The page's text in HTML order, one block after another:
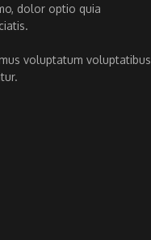
dolor optio quia
voluptatum voluptatibus